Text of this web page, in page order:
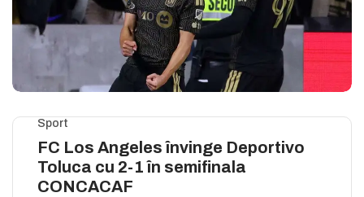
Sport
FC Los Angeles învinge Deportivo
Toluca cu 2-1 în semifinala
CONCACAF